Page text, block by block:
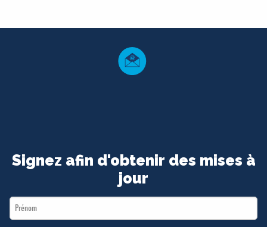
Signez afin d'obtenir des mises à
jour
First
Name